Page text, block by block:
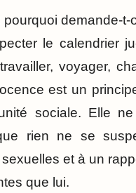
demande-
le calendrier
voyager,
est un
sociale. Elle
rien ne se
et à un
que lui.